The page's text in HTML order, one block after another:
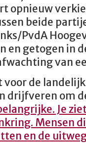
opnieuw
beide
PvdA
en getogen in
van
voor de
drijfveren om
Je
Mensen
en de